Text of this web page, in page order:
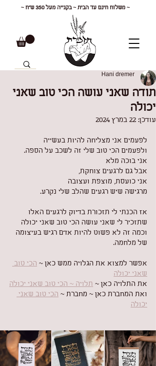
~ משלוח חינם עד הבית ~ בקנייה מעל 350 ש"ח ~
תודה שאני עושה הכי טוב שאני
יכולה
Hani dremer
עודכן: 22 במרץ 2024
לפעמים אני מצליחה להיות בעשייה
ולפעמים הכי טוב שלי זה לשכב על הספה.
אני בוכה מלא
אבל גם לרגעים צוחקת,
אני כועסת, מוצפת ועצובה
מרגישה שיש רגעים שהלב שלי נקרע.
אז הכנתי לי תזכורת בדיוק לרגעים האלו
שתזכיר לי שאני עושה הכי טוב שאני יכולה
וכמה זה לא פשוט להיות אדם רגיש בעיצומה
של מלחמה.
אפשר למצוא את הגלויה ממש כאן ~ הכי טוב
שאני יכולה
את התלויה כאן ~ תלויה ~ הכי טוב שאני יכולה
ואת המחברת כאן ~ מחברת ~ הכי טוב שאני
יכולה